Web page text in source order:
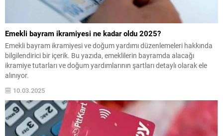
Emekli bayram ikramiyesi ne kadar oldu 2025?
Emekli bayram ikramiyesi ve doğum yardımı düzenlemeleri hakkında
bilgilendirici bir içerik. Bu yazıda, emeklilerin bayramda alacağı
ikramiye tutarları ve doğum yardımlarının şartları detaylı olarak ele
alınıyor.
10.03.2025